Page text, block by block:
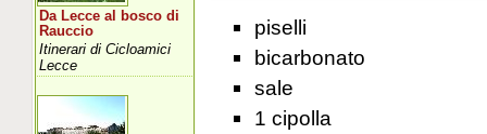
piselli
bicarbonato
sale
1 cipolla
Da Lecce al bosco di
Rauccio
Itinerari di Cicloamici
Lecce